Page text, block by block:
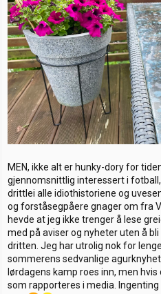
MEN, ikke alt er hunky-dory for
gjennomsnittlig interessert i
drittlei alle idiothistoriene og
og forståsegpåere gnager om fra
hevde at jeg ikke trenger å lese
med på aviser og nyheter uten å
dritten. Jeg har utrolig nok for
sommerens sedvanlige
lørdagens kamp roes inn, men
som rapporteres i media.